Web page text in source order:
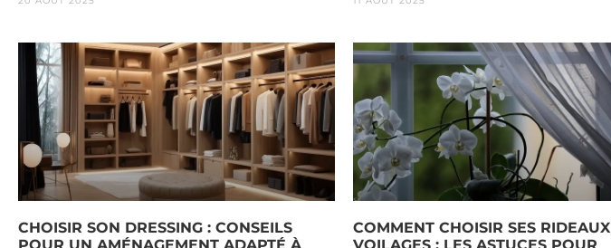
CHOISIR SON DRESSING : CONSEILS
COMMENT CHOISIR SES RIDEAUX